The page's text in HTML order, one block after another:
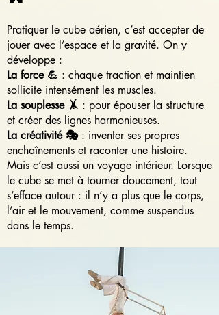
Pratiquer le cube aérien, c’est accepter de
jouer avec l’espace et la gravité. On y
développe :
La force 💪 : chaque traction et maintien
sollicite intensément les muscles.
La souplesse 🤸 : pour épouser la structure
et créer des lignes harmonieuses.
La créativité 🎭: inventer ses propres
enchaînements et raconter une histoire.
Mais c’est aussi un voyage intérieur. Lorsque
le cube se met à tourner doucement, tout
s’efface autour : il n’y a plus que le corps,
l’air et le mouvement, comme suspendus
dans le temps.